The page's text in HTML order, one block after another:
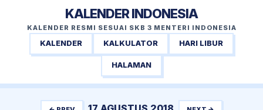
KALENDER INDONESIA
KALENDER RESMI SESUAI SKB 3 MENTERI INDONESIA
KALENDER KALKULATOR HARI LIBUR
HALAMAN